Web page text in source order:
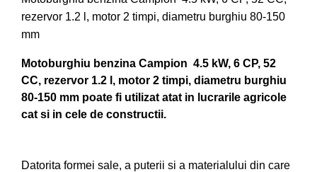
Pompe de apa
Motopompe
Accesorii pentru irigatii
Furtunuri
Hidrofoare
Pompe de apa de suprafata
Sisteme de irigat si stropit
rezervor 1.2 l, motor 2 timpi, diametru burghiu 80-150
mm
Motoburghiu benzina Campion 4.5 kW, 6 CP, 52
CC, rezervor 1.2 l, motor 2 timpi, diametru burghiu
80-150 mm poate fi utilizat atat in lucrarile agricole
cat si in cele de constructii.
Datorita formei sale, a puterii si a materialului din care